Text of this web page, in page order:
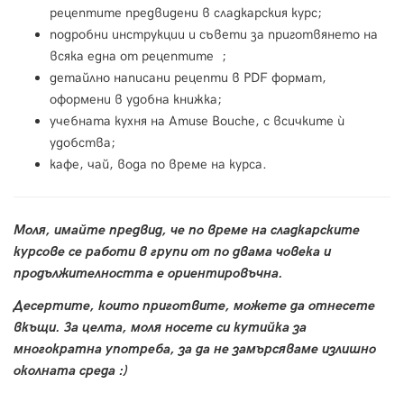
рецептите предвидени в сладкарския курс;
подробни инструкции и съвети за приготвянето на
всяка една от рецептите ;
детайлно написани рецепти в PDF формат,
оформени в удобна книжка;
учебната кухня на Amuse Bouche, с всичките ѝ
удобства;
кафе, чай, вода по време на курса.
Моля, имайте предвид, че по време на сладкарските
курсове се работи в групи от по двама човека и
продължителността е ориентировъчна.
Десертите, които приготвите, можете да отнесете
вкъщи. За целта, моля носете си кутийка за
многократна употреба, за да не замърсяваме излишно
околната среда :)